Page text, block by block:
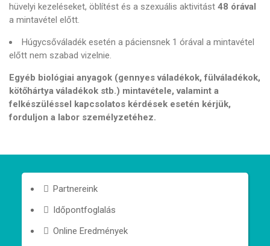
hüvelyi kezeléseket, öblítést és a szexuális aktivitást 48 órával
a mintavétel előtt.
Húgycsőváladék esetén a páciensnek 1 órával a mintavétel
előtt nem szabad vizelnie.
Egyéb biológiai anyagok (gennyes váladékok, fülváladékok,
kötőhártya váladékok stb.) mintavétele, valamint a
felkészüléssel kapcsolatos kérdések esetén kérjük,
forduljon a labor személyzetéhez.
Partnereink
Időpontfoglalás
Online Eredmények